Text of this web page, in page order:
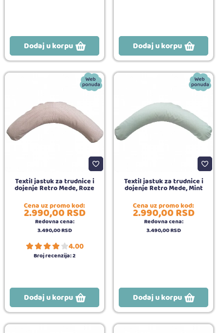
Dodaj u korpu Dodaj u korpu
Textil jastuk za trudnice i
dojenje Retro Mede, Roze
Cena uz promo kod:
2.990,00RSD
Redovna cena:
3.490,00RSD
4.00
Broj recenzija:2
Dodaj u korpu
Textil jastuk za trudnice i
dojenje Retro Mede, Mint
Cena uz promo kod:
2.990,00RSD
Redovna cena:
3.490,00RSD
Dodaj u korpu